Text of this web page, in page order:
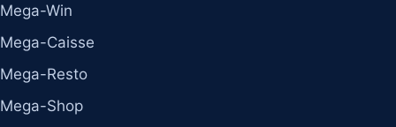
Mega-Win
Mega-Caisse
Mega-Resto
Mega-Shop